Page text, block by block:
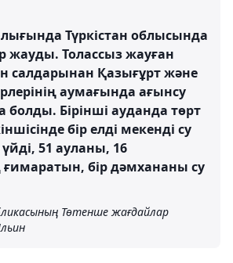
Түркістан облысында
жауды. Толассыз жауған
Қазығұрт және
аумағында ағынсу
болды. Бірінші ауданда төрт
бір елді мекенді су
51 ауланы, 16
бір дәмхананы су
Төтенше жағдайлар